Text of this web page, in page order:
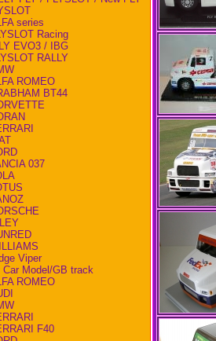
series
Racing
EVO3 / IBG
RALLY
ROMEO
BT44
037
Viper
Car Model/GB track
ROMEO
F40